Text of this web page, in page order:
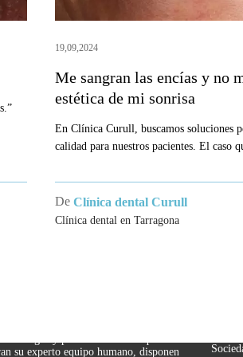
mi
sonrisa
19,09,2024
Me sangran las encías y no
estética de mi sonrisa
En Clínica Curull, buscamos soluciones
calidad para nuestros pacientes. El caso
DeClínica dental Curull
Clínica dental en Tarragona
su experto equipo humano, disponen